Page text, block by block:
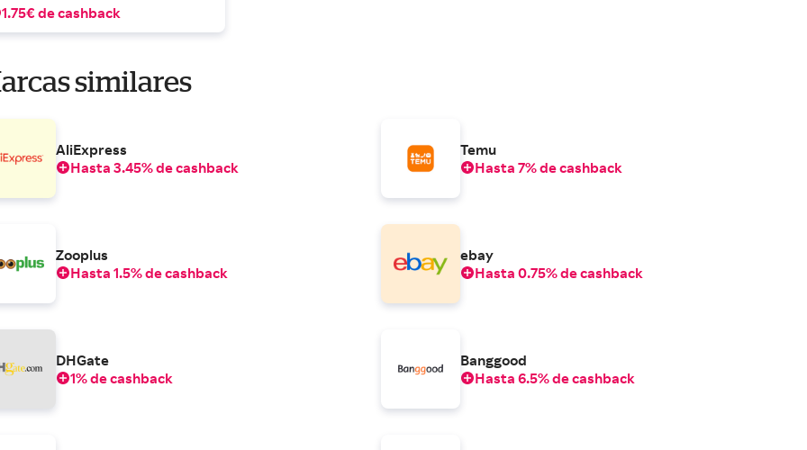
1.75€ de cashback
similares
AliExpress
Hasta 3.45% de cashback
Temu
Hasta 7% de cashback
Zooplus
Hasta 1.5% de cashback
ebay
Hasta 0.75% de cashback
DHGate
1% de cashback
Banggood
Hasta 6.5% de cashback